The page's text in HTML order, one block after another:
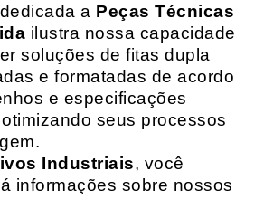
a Peças Técnicas
ilustra nossa capacidade
soluções de fitas dupla
e formatadas de acordo
e especificações
seus processos
Industriais, você
informações sobre nossos